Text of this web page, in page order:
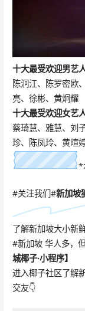
十大最受欢迎男艺
陈泂江、陈罗密欧
亮、徐彬、黄炯耀
十大最受欢迎女艺
蔡琦慧、雅慧、刘
珍、陈凤玲、黄暄
*
#关注我们#新加坡
了解新加坡大小新
#新加坡 华人多，
城椰子·小程序】
进入椰子社区了解
交友👇